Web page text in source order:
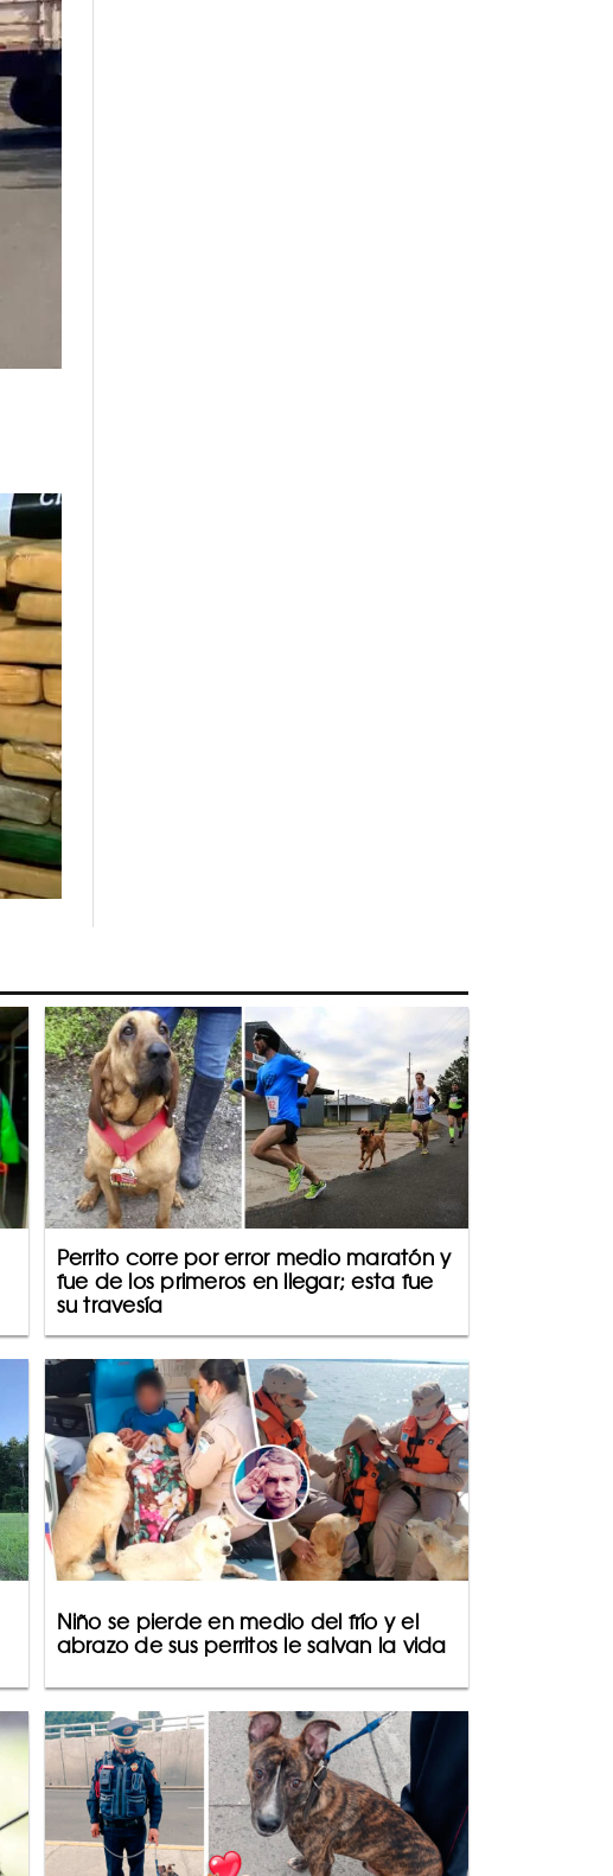
Perrito corre por error medio maratón y
fue de los primeros en llegar; esta fue
su travesía
Niño se pierde en medio del frío y el
abrazo de sus perritos le salvan la vida